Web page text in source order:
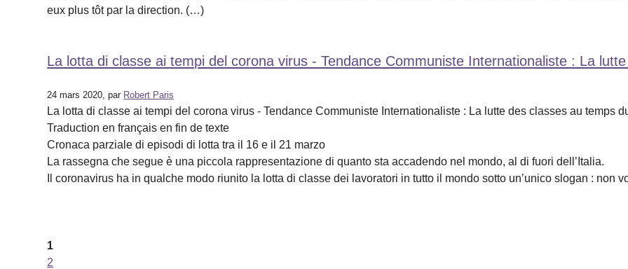
eux plus tôt par la direction. (…)
La lotta di classe ai tempi del corona virus - Tendance Communiste Internationaliste : La
24 mars 2020, par Robert Paris
La lotta di classe ai tempi del corona virus - Tendance Communiste Internationaliste : La lutte des classes au temps
Traduction en français en fin de texte
Cronaca parziale di episodi di lotta tra il 16 e il 21 marzo
La rassegna che segue è una piccola rappresentazione di quanto sta accadendo nel mondo, al di fuori dell’Italia.
Il coronavirus ha in qualche modo riunito la lotta di classe dei lavoratori in tutto il mondo sotto un’unico slogan : non
1
2